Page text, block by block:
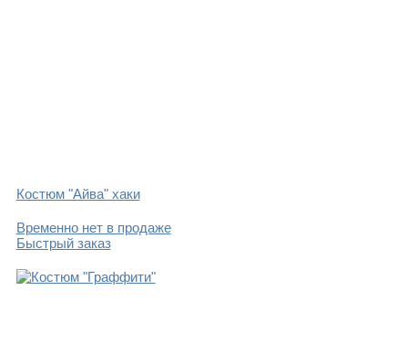
Костюм "Айва" хаки
Временно нет в продаже
Быстрый заказ